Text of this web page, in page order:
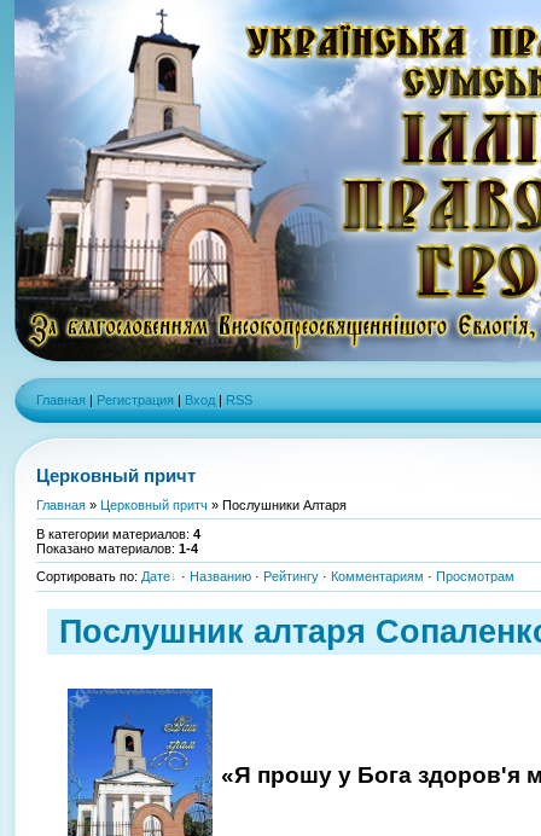
Главная | Регистрация | Вход | RSS
Церковный причт
Главная » Церковный притч » Послушники Алтаря
В категории материалов: 4
Показано материалов: 1-4
Сортировать по: Дате · Названию · Рейтингу · Комментариям · Просмотрам
Послушник алтаря
«Я прошу у Бога здоров'я